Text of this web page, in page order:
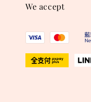
We accept